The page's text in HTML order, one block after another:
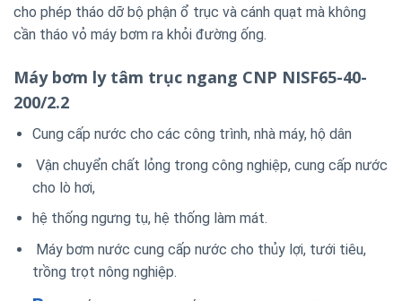
cho phép tháo dỡ bộ phận ổ trục và cánh quạt mà không
cần tháo vỏ máy bơm ra khỏi đường ống.
Máy bơm ly tâm trục ngang CNP NISF65-40-
200/2.2
Cung cấp nước cho các công trình, nhà máy, hộ dân
Vận chuyển chất lỏng trong công nghiệp, cung cấp nước
cho lò hơi,
hệ thống ngưng tụ, hệ thống làm mát.
Máy bơm nước cung cấp nước cho thủy lợi, tưới tiêu,
trồng trọt nông nghiệp.